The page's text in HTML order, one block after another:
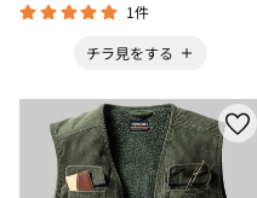
1件
チラ見をする